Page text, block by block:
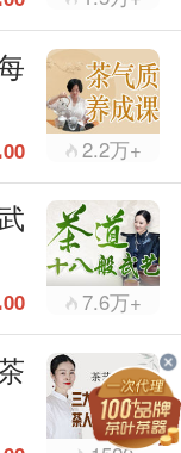
00 2.2万+
00 7.6万+